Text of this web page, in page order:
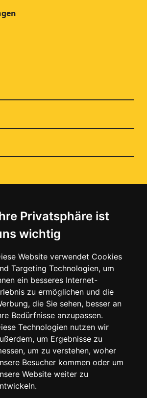
Privatsphäre ist
wichtig
Website verwendet Cookies
Targeting Technologien, um
ein besseres Internet-
zu ermöglichen und die
die Sie sehen, besser an
Bedürfnisse anzupassen.
Technologien nutzen wir
um Ergebnisse zu
um zu verstehen, woher
Besucher kommen oder um
Website weiter zu
denDatenschutz